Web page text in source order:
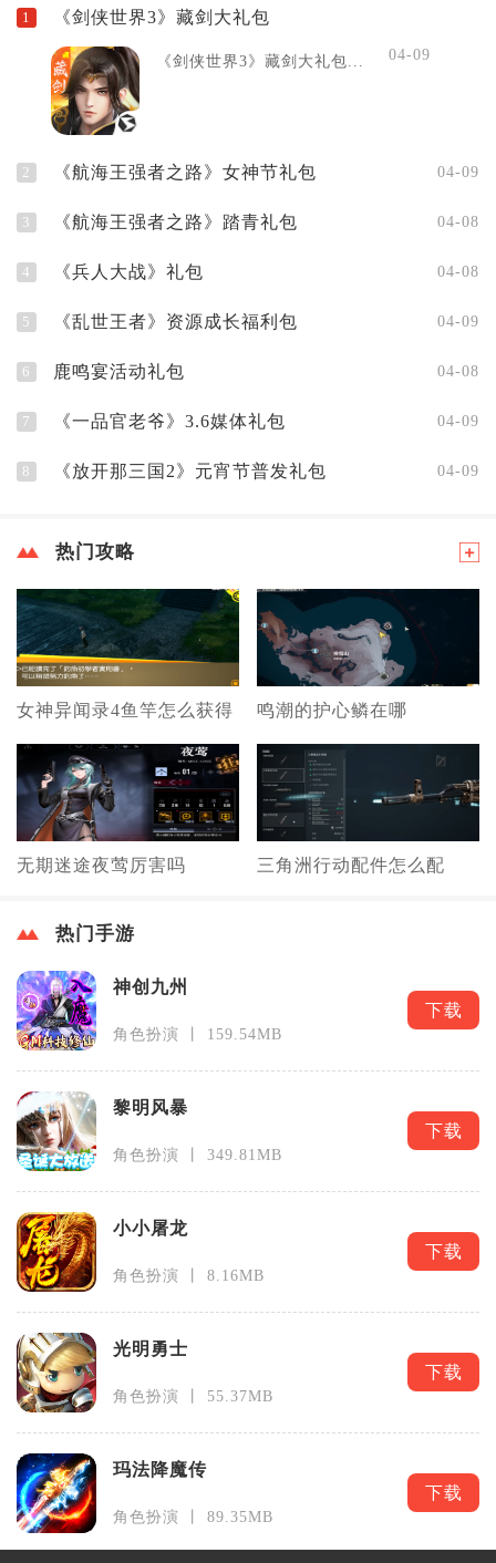
1 《剑侠世界3》藏剑大礼包
《剑侠世界3》藏剑大礼包... 04-09
2 《航海王强者之路》女神节礼包 04-09
3 《航海王强者之路》踏青礼包 04-08
4 《兵人大战》礼包 04-08
5 《乱世王者》资源成长福利包 04-09
6 鹿鸣宴活动礼包 04-08
7 《一品官老爷》3.6媒体礼包 04-09
8 《放开那三国2》元宵节普发礼包 04-09
热门攻略
女神异闻录4鱼竿怎么获得 鸣潮的护心鳞在哪
无期迷途夜莺厉害吗 三角洲行动配件怎么配
热门手游
神创九州
角色扮演 丨 159.54MB
下载
黎明风暴
角色扮演 丨 349.81MB
下载
小小屠龙
角色扮演 丨 8.16MB
下载
光明勇士
角色扮演 丨 55.37MB
下载
玛法降魔传
角色扮演 丨 89.35MB
下载